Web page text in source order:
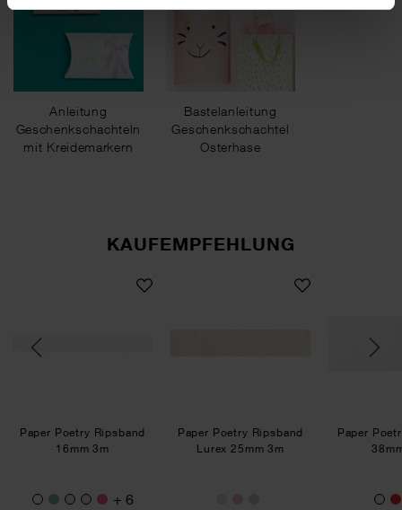
Anleitung
Geschenkschachteln
mit Kreidemarkern
Bastelanleitung
Geschenkschachtel
Osterhase
KAUFEMPFEHLUNG
Geschenkschachteln Set 6 Stück
Paper Poetry Ripsband 16mm 3m
Paper Poetry Ripsband
16mm 3m
+ 6
Paper Poetry Ripsband
Paper Poetry Ripsband
Lurex 25mm 3m
Paper